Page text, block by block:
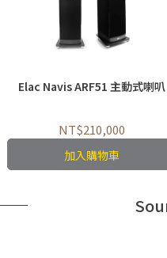
Elac Navis ARF51 主動式喇叭
NT$210,000
加入購物車